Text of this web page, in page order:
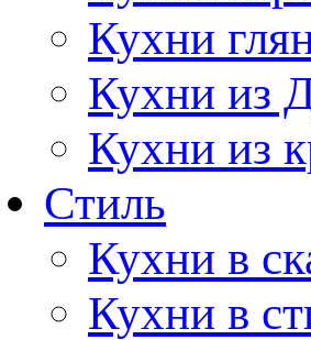
Кухни
Кухни из
Кухни из
Стиль
Кухни в
Кухни в